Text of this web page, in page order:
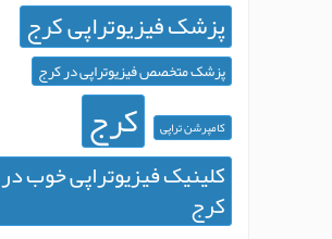
پزشک فیزیوتراپی کرج
پزشک متخصص فیزیوتراپی در کرج
کامپرشن تراپی کرج
کلینیک فیزیوتراپی خوب در
کرج